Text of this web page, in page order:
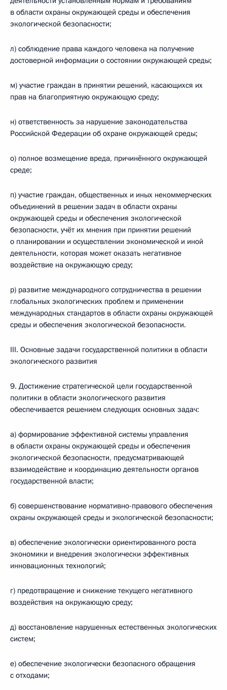
в области охраны окружающей среды и обеспечения
экологической безопасности;
л) соблюдение права каждого человека на получение
достоверной информации о состоянии окружающей среды;
м) участие граждан в принятии решений, касающихся их
прав на благоприятную окружающую среду;
н) ответственность за нарушение законодательства
Российской Федерации об охране окружающей среды;
о) полное возмещение вреда, причинённого окружающей
среде;
п) участие граждан, общественных и иных некоммерческих
объединений в решении задач в области охраны
окружающей среды и обеспечения экологической
безопасности, учёт их мнения при принятии решений
о планировании и осуществлении экономической и иной
деятельности, которая может оказать негативное
воздействие на окружающую среду;
р) развитие международного сотрудничества в решении
глобальных экологических проблем и применении
международных стандартов в области охраны окружающей
среды и обеспечения экологической безопасности.
III. Основные задачи государственной политики в области
экологического развития
9. Достижение стратегической цели государственной
политики в области экологического развития
обеспечивается решением следующих основных задач:
а) формирование эффективной системы управления
в области охраны окружающей среды и обеспечения
экологической безопасности, предусматривающей
взаимодействие и координацию деятельности органов
государственной власти;
б) совершенствование нормативно-правового обеспечения
охраны окружающей среды и экологической безопасности;
в) обеспечение экологически ориентированного роста
экономики и внедрения экологически эффективных
инновационных технологий;
г) предотвращение и снижение текущего негативного
воздействия на окружающую среду;
д) восстановление нарушенных естественных экологических
систем;
е) обеспечение экологически безопасного обращения
с отходами;